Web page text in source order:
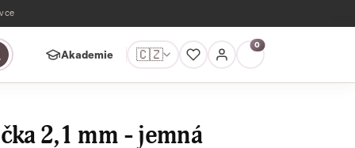
Akademie 🇨🇿
0
2,1 mm - jemná